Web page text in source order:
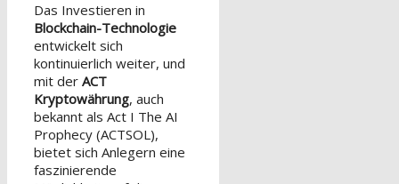
Das Investieren in
Blockchain-Technologie
entwickelt sich
kontinuierlich weiter, und
mit der ACT
Kryptowährung, auch
bekannt als Act I The AI
Prophecy (ACTSOL),
bietet sich Anlegern eine
faszinierende